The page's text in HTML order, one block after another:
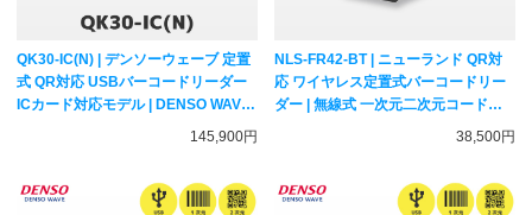
QK30-IC(N) | デンソーウェーブ 定置
式 QR対応 USBバーコードリーダー
ICカード対応モデル | DENSO WAVE
一次元二次元コード対応 ハンディス
145,900円
NLS-FR42-BT | ニューランド QR対
応 ワイヤレス定置式バーコードリー
ダー | 無線式 一次元二次元コード対
38,500円